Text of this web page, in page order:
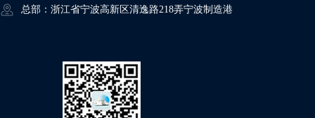
总部：浙江省宁波高新区清逸路218弄宁波制造港